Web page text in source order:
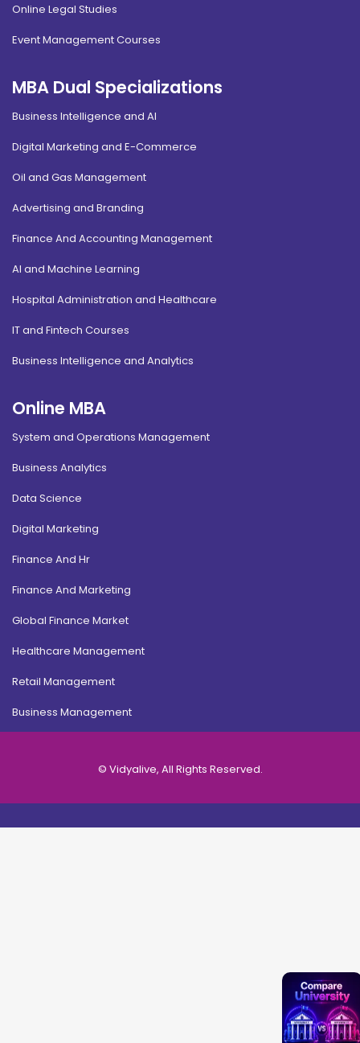
Online Legal Studies
Event Management Courses
MBA Dual Specializations
Business Intelligence and AI
Digital Marketing and E-Commerce
Oil and Gas Management
Advertising and Branding
Finance And Accounting Management
AI and Machine Learning
Hospital Administration and Healthcare
IT and Fintech Courses
Business Intelligence and Analytics
Online MBA
System and Operations Management
Business Analytics
Data Science
Digital Marketing
Finance And Hr
Finance And Marketing
Global Finance Market
Healthcare Management
Retail Management
Business Management
© Vidyalive, All Rights Reserved.